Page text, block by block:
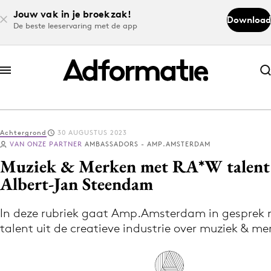
Jouw vak in je broekzak!
De beste leeservaring met de app
Download
Abonneer nu
Abonneer nu
Log in
Download de app
Nieuws app
Achtergrond
30 AUGUSTUS 2023
VAN ONZE PARTNER AMBASSADORS - AMP.AMSTERDAM
Muziek & Merken met RA*W talent
Albert-Jan Steendam
In deze rubriek gaat Amp.Amsterdam in gesprek
talent uit de creatieve industrie over muziek &